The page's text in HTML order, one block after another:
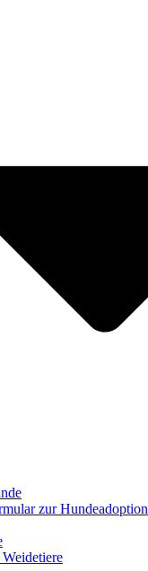
zur Hundeadoption